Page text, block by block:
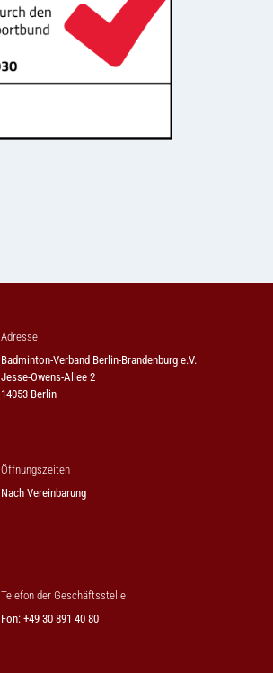
Adresse
Badminton-Verband Berlin-Brandenburg e.V.
Jesse-Owens-Allee 2
14053 Berlin
Öffnungszeiten
Nach Vereinbarung
Telefon der Geschäftsstelle
Fon: +49 30 891 40 80